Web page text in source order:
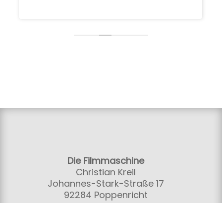
Die Filmmaschine
Christian Kreil
Johannes-Stark-Straße 17
92284 Poppenricht